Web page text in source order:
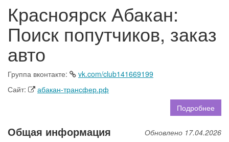
Красноярск Абакан:
Поиск попутчиков, заказ
авто
Группа вконтакте:
vk.com/club141669199
Сайт:
абакан-трансфер.рф
Подробнее
Общая информация Обновлено 17.04.2026